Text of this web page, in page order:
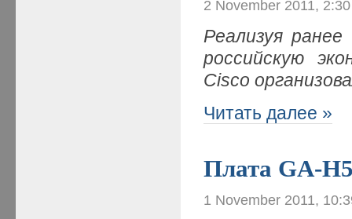
2 November 2011,
Реализуя
российскую
Cisco
Читать далее »
Плата GA-
1 November 2011,